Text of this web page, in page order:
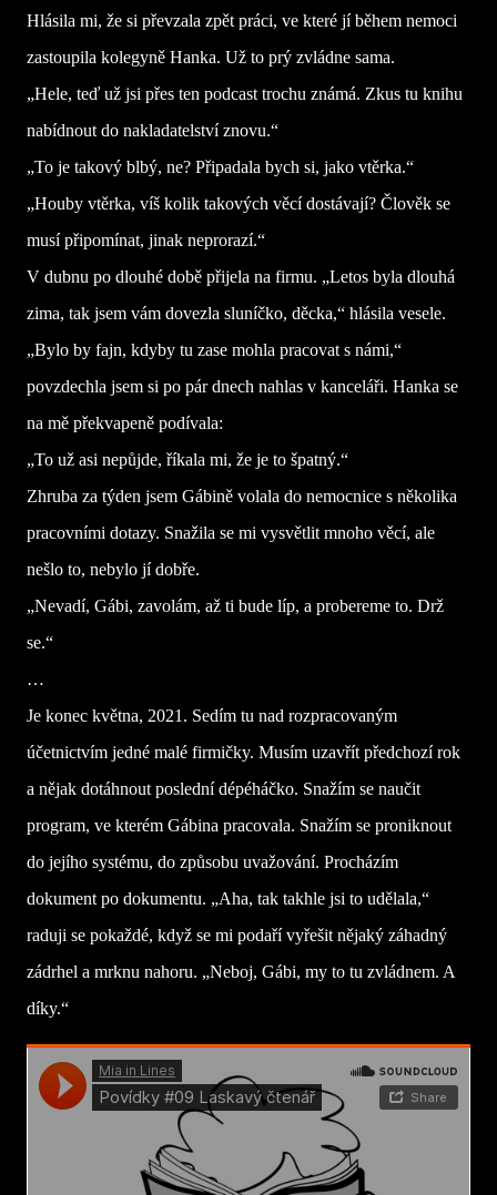
Hlásila mi, že si převzala zpět práci, ve které jí během nemoci
zastoupila kolegyně Hanka. Už to prý zvládne sama.
„Hele, teď už jsi přes ten podcast trochu známá. Zkus tu knihu
nabídnout do nakladatelství znovu.“
„To je takový blbý, ne? Připadala bych si, jako vtěrka.“
„Houby vtěrka, víš kolik takových věcí dostávají? Člověk se
musí připomínat, jinak neprorazí.“
V dubnu po dlouhé době přijela na firmu. „Letos byla dlouhá
zima, tak jsem vám dovezla sluníčko, děcka,“ hlásila vesele.
„Bylo by fajn, kdyby tu zase mohla pracovat s námi,“
povzdechla jsem si po pár dnech nahlas v kanceláři. Hanka se
na mě překvapeně podívala:
„To už asi nepůjde, říkala mi, že je to špatný.“
Zhruba za týden jsem Gábině volala do nemocnice s několika
pracovními dotazy. Snažila se mi vysvětlit mnoho věcí, ale
nešlo to, nebylo jí dobře.
„Nevadí, Gábi, zavolám, až ti bude líp, a probereme to. Drž
se.“
…
Je konec května, 2021. Sedím tu nad rozpracovaným
účetnictvím jedné malé firmičky. Musím uzavřít předchozí rok
a nějak dotáhnout poslední dépéháčko. Snažím se naučit
program, ve kterém Gábina pracovala. Snažím se proniknout
do jejího systému, do způsobu uvažování. Procházím
dokument po dokumentu. „Aha, tak takhle jsi to udělala,“
raduji se pokaždé, když se mi podaří vyřešit nějaký záhadný
zádrhel a mrknu nahoru. „Neboj, Gábi, my to tu zvládnem. A
díky.“